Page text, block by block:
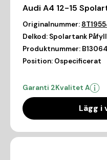
Audi A4 12-15
Originalnummer:
Delkod: Spolartank
Produktnummer:
Position: Ospecificerat
Garanti 2Kvalitet A
Lägg i